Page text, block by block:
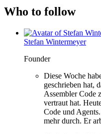
Who to follow
Stefan Wintermeyer
Founder
Diese Woche
geschrieben hat,
Assembler Code
vertraut hat.
Code und
mehr durch. Er